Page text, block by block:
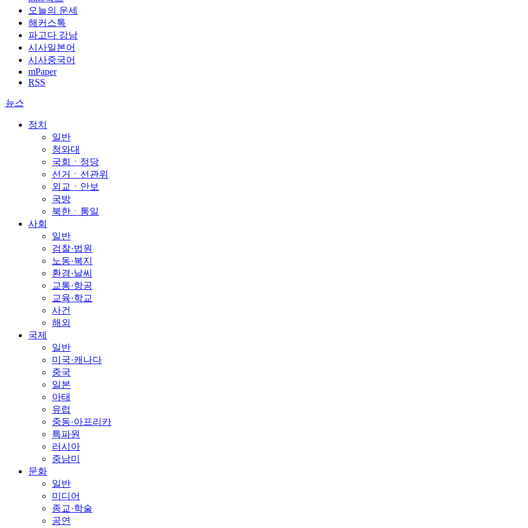
오늘의 운세
해커스톡
파고다 강남
시사일본어
시사중국어
mPaper
RSS
뉴스
정치
일반
청와대
국회ㆍ정당
선거ㆍ선관위
외교ㆍ안보
국방
북한ㆍ통일
사회
일반
검찰·법원
노동·복지
환경·날씨
교통·항공
교육·학교
사건
해외
국제
일반
미국·캐나다
중국
일본
아태
유럽
중동·아프리카
특파원
러시아
중남미
문화
일반
미디어
종교·학술
공연